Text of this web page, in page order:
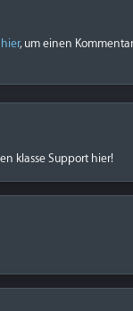
hier, um einen
klasse Support hier!